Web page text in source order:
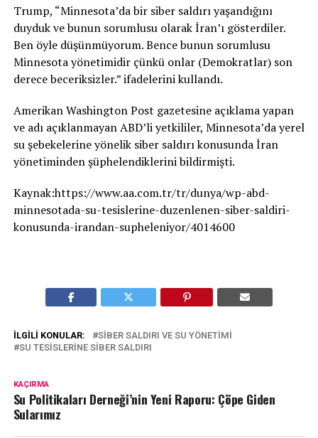
Trump, “Minnesota’da bir siber saldırı yaşandığını
duyduk ve bunun sorumlusu olarak İran’ı gösterdiler.
Ben öyle düşünmüyorum. Bence bunun sorumlusu
Minnesota yönetimidir çünkü onlar (Demokratlar) son
derece beceriksizler.” ifadelerini kullandı.
Amerikan Washington Post gazetesine açıklama yapan
ve adı açıklanmayan ABD’li yetkililer, Minnesota’da yerel
su şebekelerine yönelik siber saldırı konusunda İran
yönetiminden şüphelendiklerini bildirmişti.
Kaynak:https://www.aa.com.tr/tr/dunya/wp-abd-
minnesotada-su-tesislerine-duzenlenen-siber-saldiri-
konusunda-irandan-supheleniyor/4014600
İLGILI KONULAR:
SIBER SALDIRI VE SU YÖNETIMI
SU TESISLERINE SIBER SALDIRI
KAÇIRMA
Su Politikaları Derneği’nin Yeni Raporu: Çöpe Giden
Sularımız